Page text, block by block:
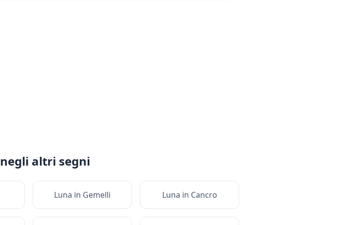
negli altri segni
Luna in Gemelli Luna in Cancro